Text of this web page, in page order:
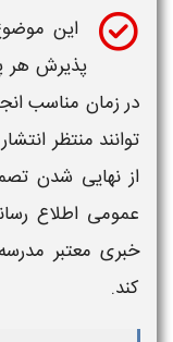
این
پذیرش هر
در زمان مناسب
توانند منتظر
از نهایی شدن
عمومی اطلاع
خبری معتبر
کند.